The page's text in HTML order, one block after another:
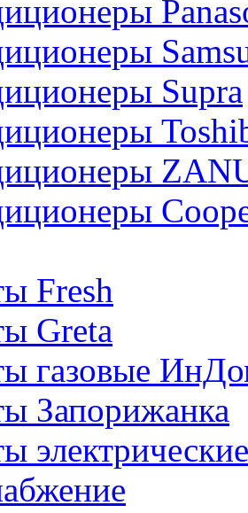
Supra
Fresh
Greta
газовые
Запорижанка